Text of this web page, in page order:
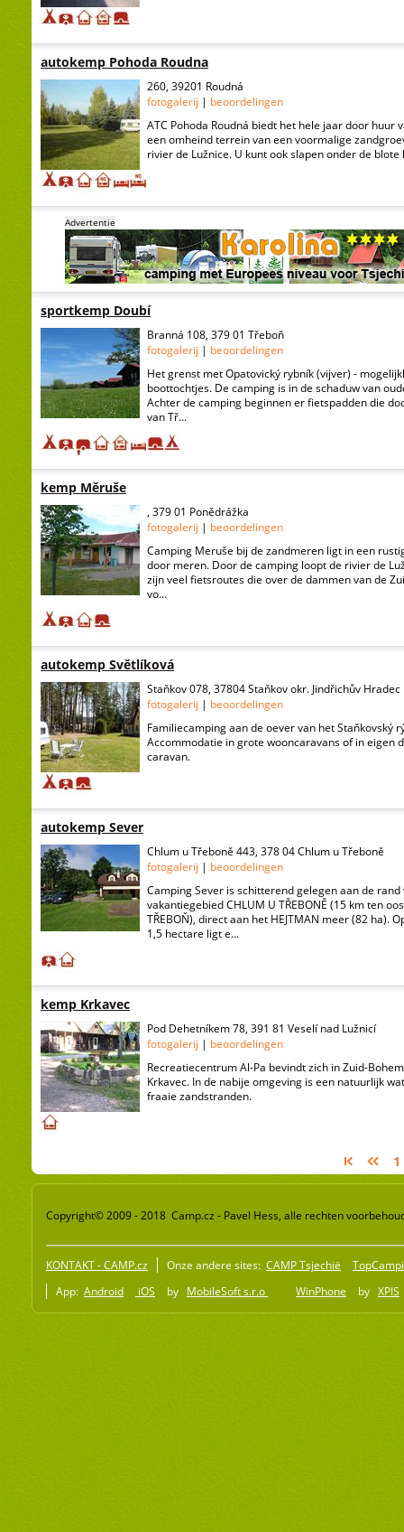
autokemp Pohoda Roudna
260, 39201 Roudná
fotogalerij | beoordelingen
ATC Pohoda Roudná biedt het hele jaar door huur
een omheind terrein van een voormalige
rivier de Lužnice. U kunt ook slapen onder de blote
Advertentie
sportkemp Doubí
Branná 108, 379 01 Třeboň
fotogalerij | beoordelingen
Het grenst met Opatovický rybník (vijver) -
boottochtjes. De camping is in de schaduw van
Achter de camping beginnen er fietspadden die
van Tř...
kemp Měruše
, 379 01 Ponědrážka
fotogalerij | beoordelingen
Camping Meruše bij de zandmeren ligt in een
door meren. Door de camping loopt de rivier de
zijn veel fietsroutes die over de dammen van de
vo...
autokemp Světlíková
Staňkov 078, 37804 Staňkov okr. Jindřichův Hradec
fotogalerij | beoordelingen
Familiecamping aan de oever van het Staňkovský
Accommodatie in grote wooncaravans of in eigen
caravan.
autokemp Sever
Chlum u Třeboně 443, 378 04 Chlum u Třeboně
fotogalerij | beoordelingen
Camping Sever is schitterend gelegen aan de rand
vakantiegebied CHLUM U TŘEBONĚ (15 km ten
TŘEBOŇ), direct aan het HEJTMAN meer (82 ha).
1,5 hectare ligt e...
kemp Krkavec
Pod Dehetníkem 78, 391 81 Veselí nad Lužnicí
fotogalerij | beoordelingen
Recreatiecentrum Al-Pa bevindt zich in Zuid-
Krkavec. In de nabije omgeving is een natuurlijk
fraaie zandstranden.
1
Copyright© 2009 - 2018 Camp.cz - Pavel Hess, alle rechten
KONTAKT - CAMP.cz Onze andere sites: CAMP Tsjechië
App: Android iOS by MobileSoft s.r.o WinPhone by XPIS